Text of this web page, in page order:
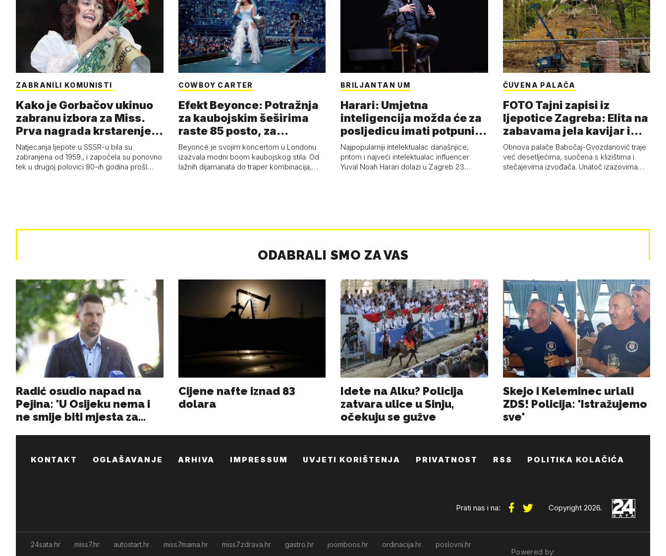
ZABRANILI KOMUNISTI
Kako je Gorbačov ukinuo
zabranu izbora za Miss.
Prva nagrada krstarenje
Jadran…
Natjecanja ljepote u SSSR-u bila su
zabranjena od 1959., i započela su ponovno
tek u drugoj polovici 80-ih godina prošl…
COWBOY CARTER
Efekt Beyonce: Potražnja
za kaubojskim šeširima
raste 85 posto, za
čizmama 53 p…
Beyoncé je svojim koncertom u Londonu
izazvala modni boom kaubojskog stila. Od
lažnih dijamanata do traper kombinacija,…
BRILJANTAN UM
Harari: Umjetna
inteligencija možda će za
posljedicu imati potpuni
kolaps čovje…
Najpopularniji intelektualac današnjice,
pritom i najveći intelektualac influencer
Yuval Noah Harari dolazi u Zagreb 23…
ČUVENA PALAČA
FOTO Tajni zapisi iz
ljepotice Zagreba: Elita na
zabavama jela kavijar i
pud…
Obnova palače Babočaj-Gvozdanović traje
već desetljećima, suočena s klizištima i
stečajevima izvođača. Unatoč izazovima…
KONTAKT OGLAŠAVANJE ARHIVA IMPRESSUM UVJETI KORIŠTENJA PRIVATNOST RSS POLITIKA KOLAČIĆA
Prati nas i na: Copyright 2026.
24sata.hr miss7.hr autostart.hr miss7mama.hr miss7zdrava.hr gastro.hr joomboos.hr ordinacija.hr
poslovni.hr
Powered by: